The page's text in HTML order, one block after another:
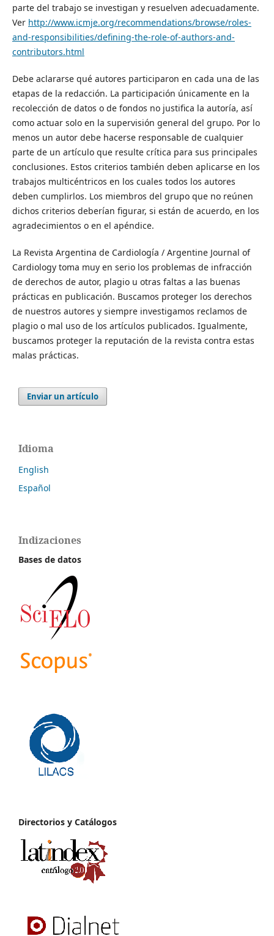
parte del trabajo se investigan y resuelven adecuadamente.
Ver http://www.icmje.org/recommendations/browse/roles-
and-responsibilities/defining-the-role-of-authors-and-
contributors.html
Debe aclararse qué autores participaron en cada una de las
etapas de la redacción. La participación únicamente en la
recolección de datos o de fondos no justifica la autoría, así
como actuar solo en la supervisión general del grupo. Por lo
menos un autor debe hacerse responsable de cualquier
parte de un artículo que resulte crítica para sus principales
conclusiones. Estos criterios también deben aplicarse en los
trabajos multicéntricos en los cuales todos los autores
deben cumplirlos. Los miembros del grupo que no reúnen
dichos criterios deberían figurar, si están de acuerdo, en los
agradecimientos o en el apéndice.
La Revista Argentina de Cardiología / Argentine Journal of
Cardiology toma muy en serio los problemas de infracción
de derechos de autor, plagio u otras faltas a las buenas
prácticas en publicación. Buscamos proteger los derechos
de nuestros autores y siempre investigamos reclamos de
plagio o mal uso de los artículos publicados. Igualmente,
buscamos proteger la reputación de la revista contra estas
malas prácticas.
Enviar un artículo
Idioma
English
Español
Indizaciones
Bases de datos
Directorios y Catálogos